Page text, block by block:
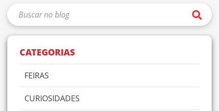
CATEGORIAS
FEIRAS
CURIOSIDADES